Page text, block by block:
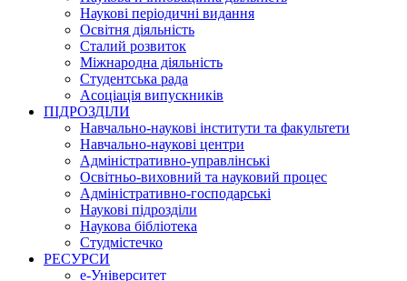
Наукові періодичні видання
Освітня діяльність
Сталий розвиток
Міжнародна діяльність
Студентська рада
Асоціація випускників
ПІДРОЗДІЛИ
Навчально-наукові інститути та факультети
Навчально-наукові центри
Адміністративно-управлінські
Освітньо-виховний та науковий процес
Адміністративно-господарські
Наукові підрозділи
Наукова бібліотека
Студмістечко
РЕСУРСИ
е-Університет